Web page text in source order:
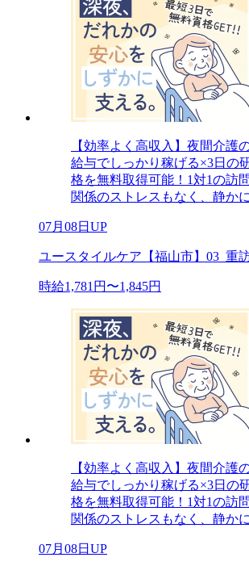
【効率よく高収入】夜間介護
給与でしっかり稼げる×3日の
格を無料取得可能！1対1の訪
関係のストレスもなく、静か
07月08日UP
ユースタイルケア【福山市】03_重
時給1,781円〜1,845円
【効率よく高収入】夜間介護
給与でしっかり稼げる×3日の
格を無料取得可能！1対1の訪
関係のストレスもなく、静か
07月08日UP